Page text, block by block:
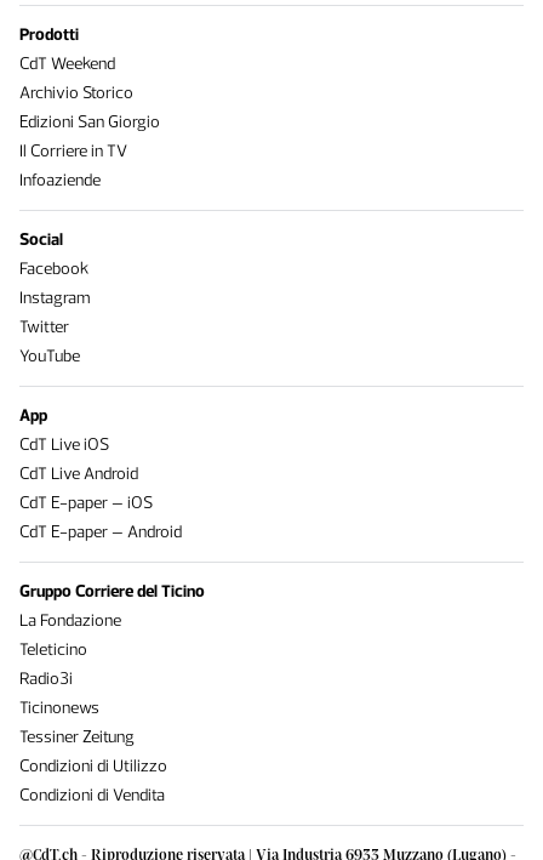
@CdT.ch - Riproduzione riservata | Via Industria 6933 Muzzano (Lugano) -
Prodotti
CdT Weekend
Archivio Storico
Edizioni San Giorgio
Il Corriere in TV
Infoaziende
Social
Facebook
Instagram
Twitter
YouTube
App
CdT Live iOS
CdT Live Android
CdT E-paper – iOS
CdT E-paper – Android
Gruppo Corriere del Ticino
La Fondazione
Teleticino
Radio3i
Ticinonews
Tessiner Zeitung
Condizioni di Utilizzo
Condizioni di Vendita